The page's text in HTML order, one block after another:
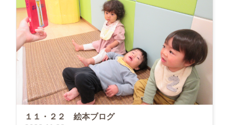
１１・２２ 絵本ブログ